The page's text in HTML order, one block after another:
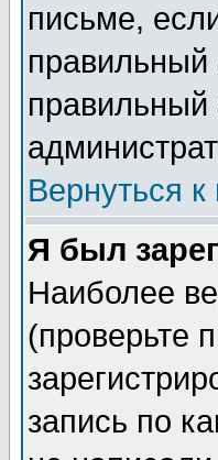
письме,
правильный
Вернуться к
Я был
Наиболее
(проверьте
запись по